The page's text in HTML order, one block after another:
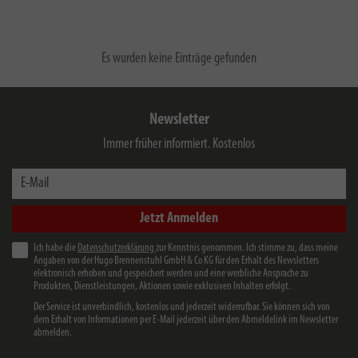
Es wurden keine Einträge gefunden
Newsletter
Immer früher informiert. Kostenlos
E-Mail
Jetzt Anmelden
Ich habe die Datenschutzerklärung zur Kenntnis genommen. Ich stimme zu, dass meine
Angaben von der Hugo Brennenstuhl GmbH & Co KG für den Erhalt des Newsletters
elektronisch erhoben und gespeichert werden und eine werbliche Ansprache zu
Produkten, Dienstleistungen, Aktionen sowie exklusiven Inhalten erfolgt.
Der Service ist unverbindlich, kostenlos und jederzeit widerrufbar. Sie können sich von
dem Erhalt von Informationen per E-Mail jederzeit über den Abmeldelink im Newsletter
abmelden.